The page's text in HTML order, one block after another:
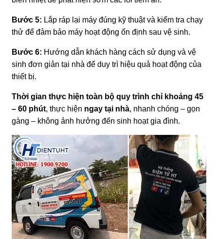
Bước 5: Lắp ráp lại máy đúng kỹ thuật và kiểm tra chạy
thử để đảm bảo máy hoạt động ổn định sau vệ sinh.
Bước 6: Hướng dẫn khách hàng cách sử dụng và vệ
sinh đơn giản tại nhà để duy trì hiệu quả hoạt động của
thiết bị.
Thời gian thực hiện toàn bộ quy trình chỉ khoảng 45
– 60 phút, thực hiện ngay tại nhà, nhanh chóng – gọn
gàng – không ảnh hưởng đến sinh hoạt gia đình.